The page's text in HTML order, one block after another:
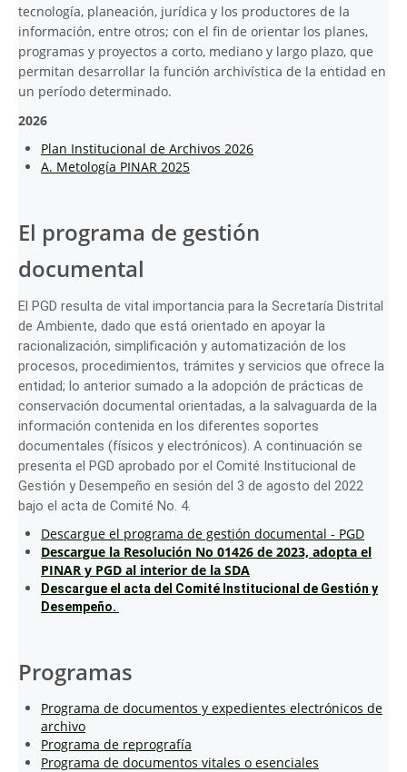
tecnología, planeación, jurídica y los productores de la
información, entre otros; con el fin de orientar los planes,
programas y proyectos a corto, mediano y largo plazo, que
permitan desarrollar la función archivística de la entidad en
un período determinado.
2026
Plan Institucional de Archivos 2026
A. Metología PINAR 2025
El programa de gestión
documental
El PGD resulta de vital importancia para la Secretaría Distrital
de Ambiente, dado que está orientado en apoyar la
racionalización, simplificación y automatización de los
procesos, procedimientos, trámites y servicios que ofrece la
entidad; lo anterior sumado a la adopción de prácticas de
conservación documental orientadas, a la salvaguarda de la
información contenida en los diferentes soportes
documentales (físicos y electrónicos). A continuación se
presenta el PGD aprobado por el Comité Institucional de
Gestión y Desempeño en sesión del 3 de agosto del 2022
bajo el acta de Comité No. 4.
Descargue el programa de gestión documental - PGD
Descargue la Resolución No 01426 de 2023, adopta el
PINAR y PGD al interior de la SDA
Descargue el acta del Comité Institucional de Gestión y
Desempeño.
Programas
Programa de documentos y expedientes electrónicos de
archivo
Programa de reprografía
Programa de documentos vitales o esenciales